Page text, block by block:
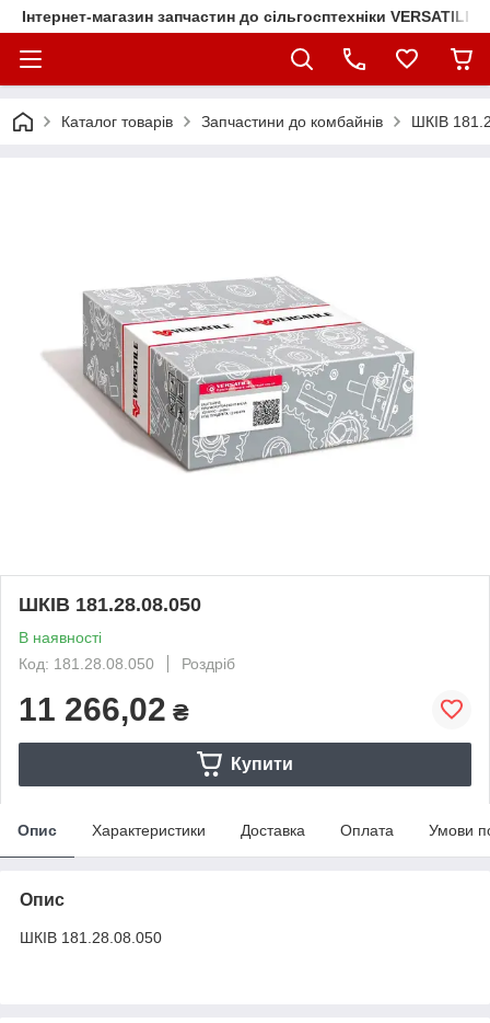
Інтернет-магазин запчастин до сільгосптехніки VERSATILE
Каталог товарів Запчастини до комбайнів ШКІВ
ШКІВ 181.28.08.050
В наявності
Код: 181.28.08.050
Роздріб
11 266,02 ₴
Купити
Опис Характеристики Доставка Оплата Умови
Опис
ШКІВ 181.28.08.050